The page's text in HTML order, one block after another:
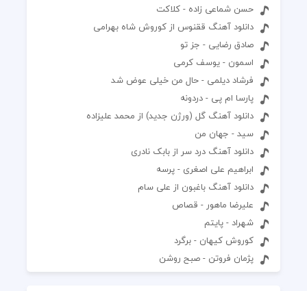
حسن شماعی زاده - کلاکت
دانلود آهنگ ققنوس از کوروش شاه بهرامی
صادق رضایی - جز تو
اسمون - یوسف کرمی
فرشاد دیلمی - حال من خیلی عوض شد
پارسا ام پی - دردونه
دانلود آهنگ گل (ورژن جدید) از محمد علیزاده
سید - جهان من
دانلود آهنگ درد سر از بابک نادری
ابراهیم علی اصغری - پرسه
دانلود آهنگ باغبون از علی سام
علیرضا ماهور - قصاص
شهراد - پایتم
کوروش کیهان - برگرد
پژمان فروتن - صبح روشن